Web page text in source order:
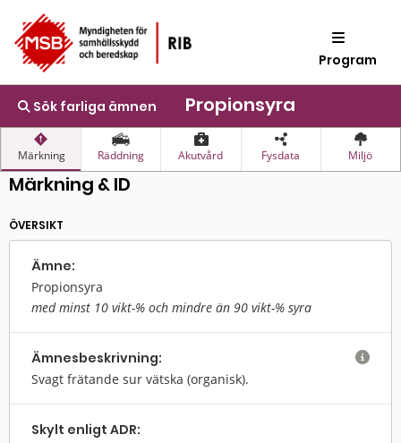
Program
Sök farliga ämnen Propionsyra
Märkning Räddning Akutvård Fysdata Miljö
Märkning & ID
ÖVERSIKT
Ämne:
Propionsyra
med minst 10 vikt-% och mindre än 90 vikt-% syra
Ämnes­beskrivning:
Svagt frätande sur vätska (organisk).

Skylt enligt ADR: